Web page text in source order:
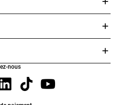
nous